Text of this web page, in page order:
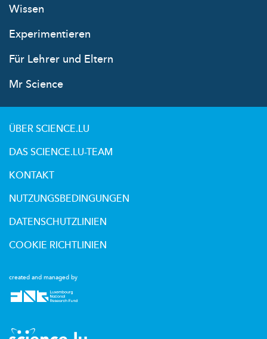
Wissen
Experimentieren
Für Lehrer und Eltern
Mr Science
created and managed by
ÜBER SCIENCE.LU
DAS SCIENCE.LU-TEAM
KONTAKT
NUTZUNGSBEDINGUNGEN
DATENSCHUTZLINIEN
COOKIE RICHTLINIEN